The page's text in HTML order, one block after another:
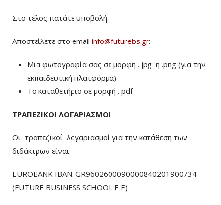
Στο τέλος πατάτε υποβολή.
Αποστείλετε στο email info@futurebs.gr:
Μια φωτογραφία σας σε μορφή . jpg ή .png (για την
εκπαιδευτική πλατφόρμα)
To καταθετήριο σε μορφή . pdf
ΤΡΑΠΕΖΙΚΟΙ ΛΟΓΑΡΙΑΣΜΟΙ
Οι τραπεζικοί λογαριασμοί για την κατάθεση των
διδάκτρων είναι:
EUROBANK IBAN: GR9602600090000840201900734
(FUTURE BUSINESS SCHOOL E E)